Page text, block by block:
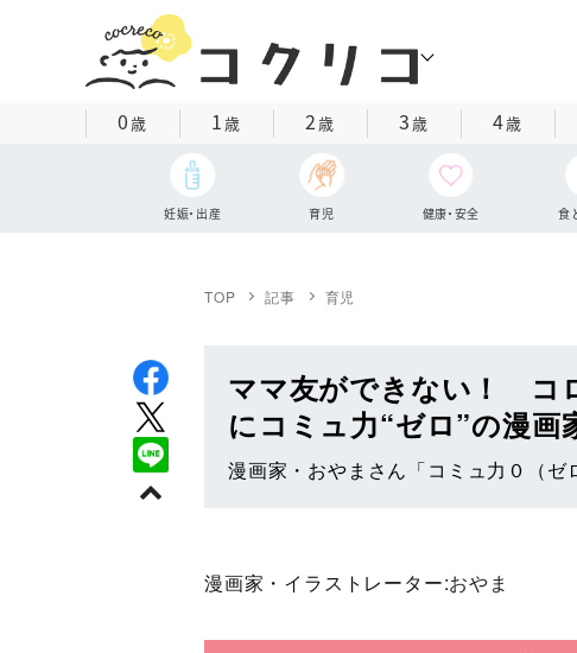
0歳 1歳 2歳 3歳 4歳
妊娠・出産 育児 健康・安全 食
TOP 記事 育児
ママ友ができない！ コ
にコミュ力“ゼロ”の漫画
漫画家・おやまさん「コミュ力０（
漫画家・イラストレーター:おやま